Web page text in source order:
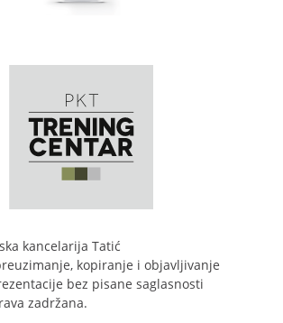
kancelarija Tatić
kopiranje i objavljivanje
bez pisane saglasnosti
zadržana.